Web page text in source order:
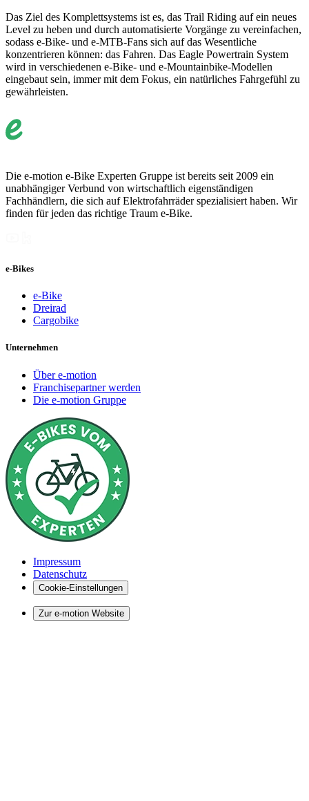
Das Ziel des Komplettsystems ist es, das Trail Riding auf ein neues
Level zu heben und durch automatisierte Vorgänge zu vereinfachen,
sodass e-Bike- und e-MTB-Fans sich auf das Wesentliche
konzentrieren können: das Fahren. Das Eagle Powertrain System
wird in verschiedenen e-Bike- und e-Mountainbike-Modellen
eingebaut sein, immer mit dem Fokus, ein natürliches Fahrgefühl zu
gewährleisten.
Die e-motion e-Bike Experten Gruppe ist bereits seit 2009 ein
unabhängiger Verbund von wirtschaftlich eigenständigen
Fachhändlern, die sich auf Elektrofahrräder spezialisiert haben. Wir
finden für jeden das richtige Traum e-Bike.
e-Bikes
e-Bike
Dreirad
Cargobike
Unternehmen
Über e-motion
Franchisepartner werden
Die e-motion Gruppe
Impressum
Datenschutz
Cookie-Einstellungen
Zur e-motion Website